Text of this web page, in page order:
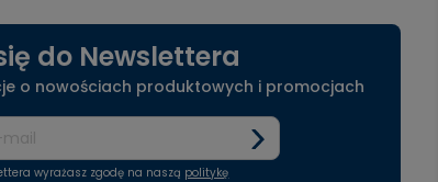
do Newslettera
o nowościach produktowych i promocjach
wyrażasz zgodę na naszą politykę